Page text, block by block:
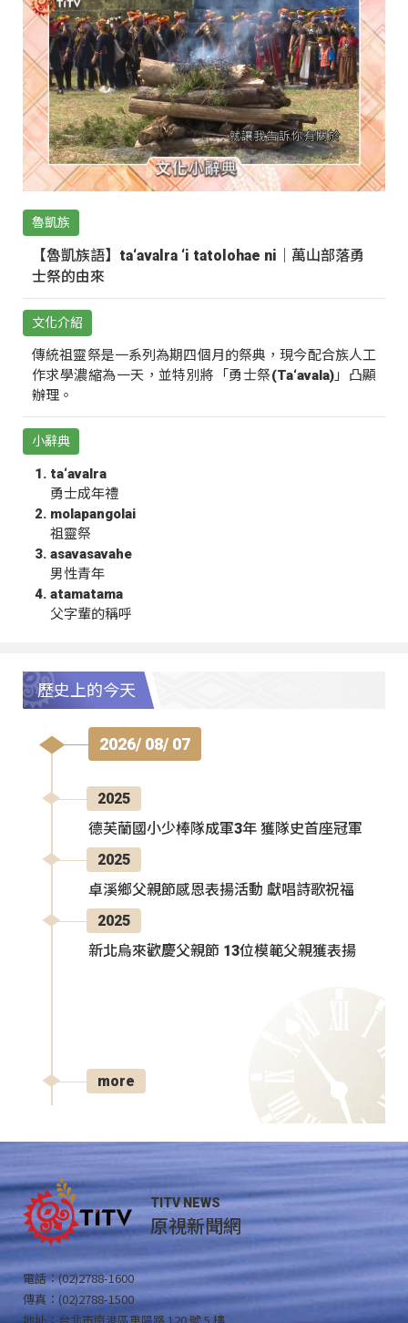
魯凱族
【魯凱族語】ta‘avalra ‘i tatolohae ni｜萬山部落勇
士祭的由來
文化介紹
傳統祖靈祭是一系列為期四個月的祭典，現今配合族人工
作求學濃縮為一天，並特別將「勇士祭(Ta‘avala)」凸顯
辦理。
小辭典
ta‘avalra
勇士成年禮
molapangolai
祖靈祭
asavasavahe
男性青年
atamatama
父字輩的稱呼
歷史上的今天
2026/ 08/ 07
2025
德芙蘭國小少棒隊成軍3年 獲隊史首座冠軍
2025
卓溪鄉父親節感恩表揚活動 獻唱詩歌祝福
2025
新北烏來歡慶父親節 13位模範父親獲表揚
more
TITV NEWS
原視新聞網
電話：(02)2788-1600
傳真：(02)2788-1500